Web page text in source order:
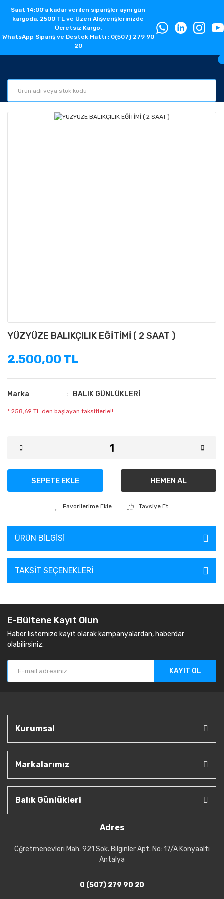
Saat 14:00'a kadar verilen siparişler aynı gün
kargoda. 2500 TL ve Üzeri Alışverişlerinizde
Ücretsiz Kargo.
WhatsApp Sipariş ve Destek Hattı : 0(507) 279 90
20
YÜZYÜZE BALIKÇILIK EĞİTİMİ ( 2 SAAT )
2.500,00 TL
Marka BALIK GÜNLÜKLERİ
* 258,69 TL den başlayan taksitlerle!!
SEPETE EKLE HEMEN AL
Tavsiye Et
ÜRÜN BILGISI
TAKSIT SEÇENEKLERI
E-Bültene Kayıt Olun
Haber listemize kayıt olarak kampanyalardan, haberdar
olabilirsiniz.
KAYIT OL
Kurumsal
Markalarımız
Balık Günlükleri
Adres
Öğretmenevleri Mah. 921 Sok. Bilginler Apt. No: 17/A Konyaaltı
Antalya
0 (507) 279 90 20